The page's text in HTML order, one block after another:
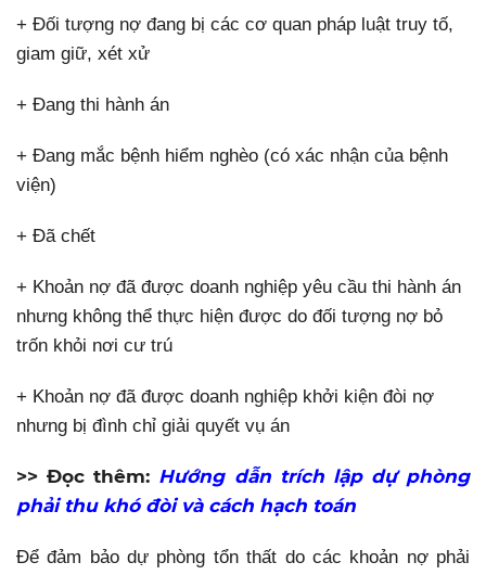
+ Đối tượng nợ đang bị các cơ quan pháp luật truy tố,
giam giữ, xét xử
+ Đang thi hành án
+ Đang mắc bệnh hiểm nghèo (có xác nhận của bệnh
viện)
+ Đã chết
+ Khoản nợ đã được doanh nghiệp yêu cầu thi hành án
nhưng không thể thực hiện được do đối tượng nợ bỏ
trốn khỏi nơi cư trú
+ Khoản nợ đã được doanh nghiệp khởi kiện đòi nợ
nhưng bị đình chỉ giải quyết vụ án
>> Đọc thêm: Hướng dẫn trích lập dự phòng
phải thu khó đòi và cách hạch toán
Để đảm bảo dự phòng tổn thất do các khoản nợ phải